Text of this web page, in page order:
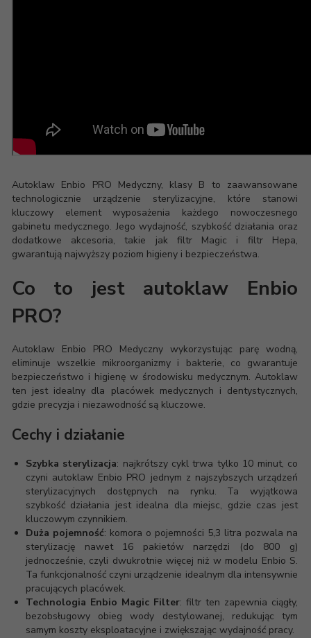
Autoklaw Enbio PRO Medyczny, klasy B to zaawansowane
technologicznie urządzenie sterylizacyjne, które stanowi
kluczowy element wyposażenia każdego nowoczesnego
gabinetu medycznego. Jego wydajność, szybkość działania oraz
dodatkowe akcesoria, takie jak filtr Magic i filtr Hepa,
gwarantują najwyższy poziom higieny i bezpieczeństwa.
Co to jest autoklaw Enbio
PRO?
Autoklaw Enbio PRO Medyczny wykorzystując parę wodną,
eliminuje wszelkie mikroorganizmy i bakterie, co gwarantuje
bezpieczeństwo i higienę w środowisku medycznym. Autoklaw
ten jest idealny dla placówek medycznych i dentystycznych,
gdzie precyzja i niezawodność są kluczowe.
Cechy i działanie
Szybka sterylizacja: najkrótszy cykl trwa tylko 10 minut, co
czyni autoklaw Enbio PRO jednym z najszybszych urządzeń
sterylizacyjnych dostępnych na rynku. Ta wyjątkowa
szybkość działania jest idealna dla miejsc, gdzie czas jest
kluczowym czynnikiem.
Duża pojemność: komora o pojemności 5,3 litra pozwala na
sterylizację nawet 16 pakietów narzędzi (do 800 g)
jednocześnie, czyli dwukrotnie więcej niż w modelu Enbio S.
Ta funkcjonalność czyni urządzenie idealnym dla intensywnie
pracujących placówek.
Technologia Enbio Magic Filter: filtr ten zapewnia ciągły,
bezobsługowy obieg wody destylowanej, redukując tym
samym koszty eksploatacyjne i zwiększając wydajność pracy.